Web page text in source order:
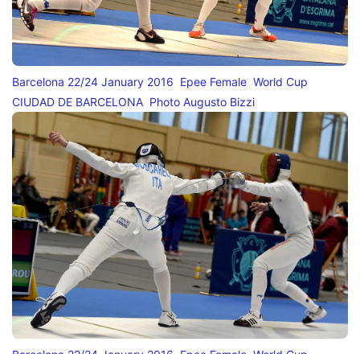
Barcelona 22/24 January 2016 Epee Female World Cup
CIUDAD DE BARCELONA Photo Augusto Bizzi